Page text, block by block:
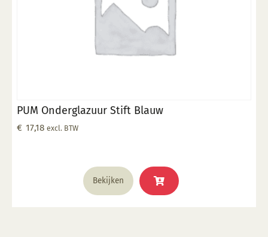
PUM Onderglazuur Stift Blauw
€ 17,18 excl. BTW
Bekijken